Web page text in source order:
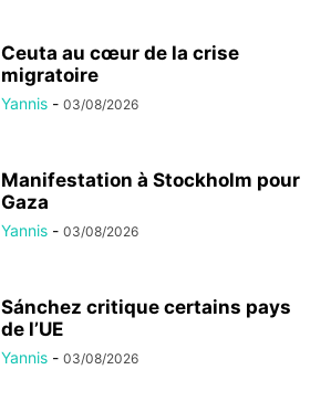
Ceuta au cœur de la crise
migratoire
Yannis - 03/08/2026
Manifestation à Stockholm pour
Gaza
Yannis - 03/08/2026
Sánchez critique certains pays
de l’UE
Yannis - 03/08/2026